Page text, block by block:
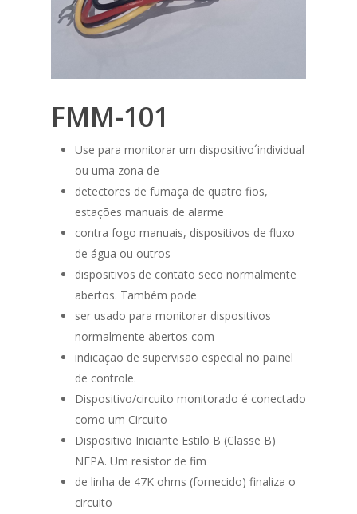
FMM-101
Use para monitorar um dispositivo´individual
ou uma zona de
detectores de fumaça de quatro fios,
estações manuais de alarme
contra fogo manuais, dispositivos de fluxo
de água ou outros
dispositivos de contato seco normalmente
abertos. Também pode
ser usado para monitorar dispositivos
normalmente abertos com
indicação de supervisão especial no painel
de controle.
Dispositivo/circuito monitorado é conectado
como um Circuito
Dispositivo Iniciante Estilo B (Classe B)
NFPA. Um resistor de fim
de linha de 47K ohms (fornecido) finaliza o
circuito
HOME
SOBRE NÓS